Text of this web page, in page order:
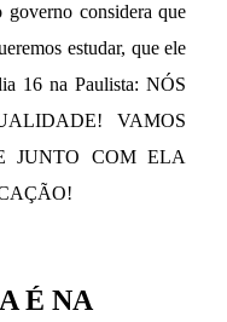
governo considera que
estudar, que ele
16 na Paulista: NÓS
VAMOS
JUNTO COM ELA
É NA